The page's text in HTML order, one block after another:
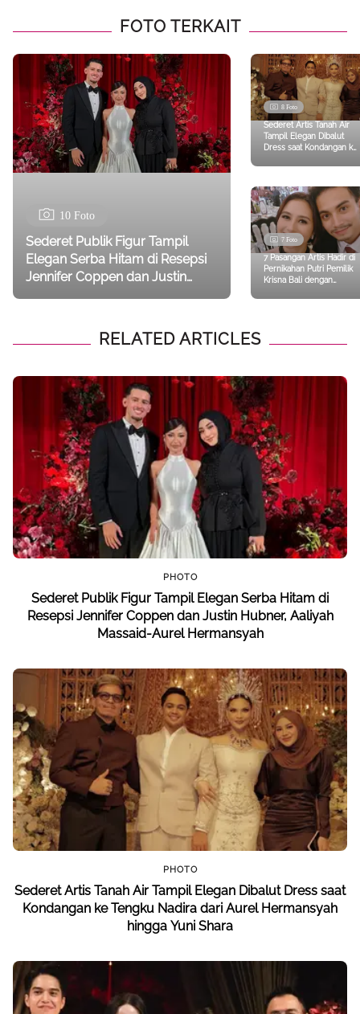
FOTO TERKAIT
10 Foto
Sederet Publik Figur Tampil
Elegan Serba Hitam di Resepsi
Jennifer Coppen dan Justin
8 Foto
Sederet Artis Tanah Air
Tampil Elegan Dibalut
Dress saat Kondangan ke
7 Foto
7 Pasangan Artis Hadir di
Pernikahan Putri Pemilik
Krisna Bali dengan
RELATED ARTICLES
PHOTO
Sederet Publik Figur Tampil Elegan Serba Hitam di
Resepsi Jennifer Coppen dan Justin Hubner, Aaliyah
Massaid-Aurel Hermansyah
PHOTO
Sederet Artis Tanah Air Tampil Elegan Dibalut Dress saat
Kondangan ke Tengku Nadira dari Aurel Hermansyah
hingga Yuni Shara